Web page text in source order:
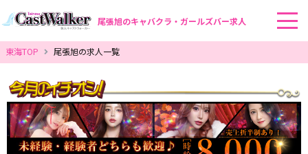
尾張旭のキャバクラ・ガールズバー求人
東海TOP 尾張旭の求人一覧